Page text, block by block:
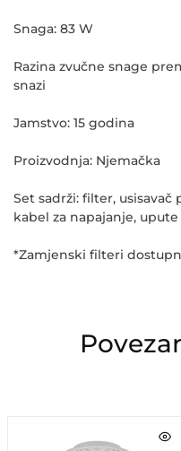
Snaga: 83 W
Razina zvučne snage
snazi
Jamstvo: 15 godina
Proizvodnja: Njemačka
Set sadrži: filter, usisavač
kabel za napajanje,
*Zamjenski filteri